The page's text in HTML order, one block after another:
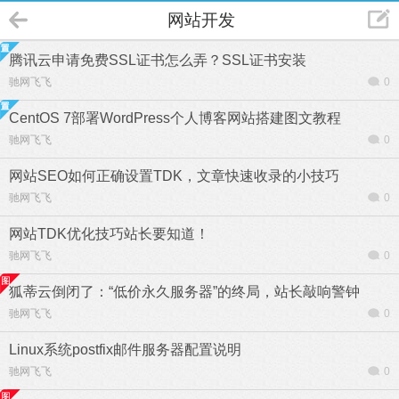
网站开发
腾讯云申请免费SSL证书怎么弄？SSL证书安装
驰网飞飞 0
CentOS 7部署WordPress个人博客网站搭建图文教程
驰网飞飞 0
网站SEO如何正确设置TDK，文章快速收录的小技巧
驰网飞飞 0
网站TDK优化技巧站长要知道！
驰网飞飞 0
狐蒂云倒闭了：“低价永久服务器”的终局，站长敲响警钟
驰网飞飞 0
Linux系统postfix邮件服务器配置说明
驰网飞飞 0